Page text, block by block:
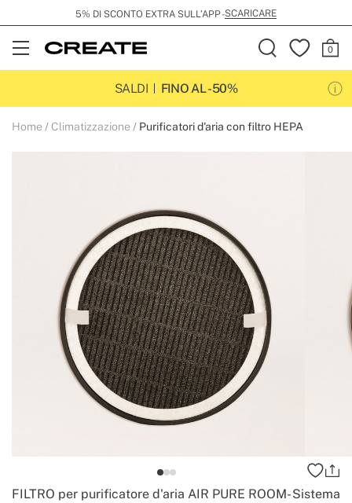
5% DI SCONTO EXTRA SULL’APP -SCARICARE
Open
Menu
SALDI
FINO AL -50%
Home Climatizzazione Purificatori d'aria con filtro HEPA
FILTRO per purificatore d'aria AIR PURE ROOM- Sistema